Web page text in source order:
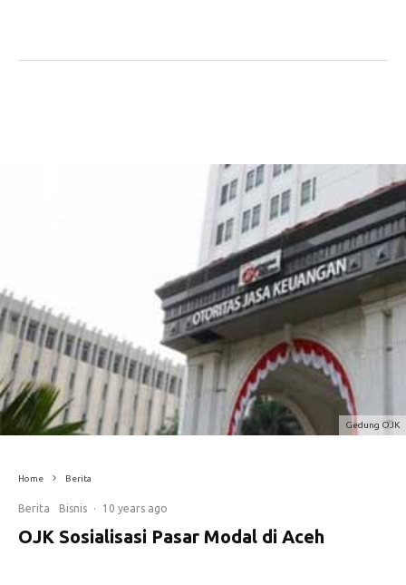
Gedung OJK
Home Berita
Berita Bisnis · 10 years ago
OJK Sosialisasi Pasar Modal di Aceh